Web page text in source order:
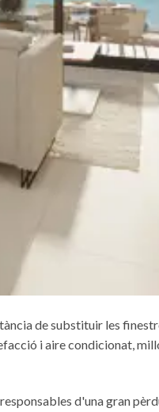
de substituir les
i aire condicionat,
d'una gran